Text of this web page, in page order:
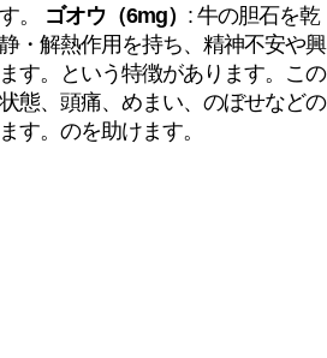
。 ゴオウ（6mg） : 牛の胆石を乾
・解熱作用を持ち、精神不安や興
す。という特徴があります。この
態、頭痛、めまい、のぼせなどの
す。のを助けます。